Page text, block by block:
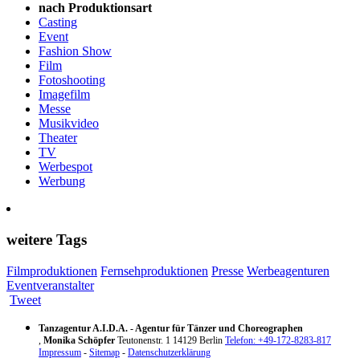
nach Produktionsart
Casting
Event
Fashion Show
Film
Fotoshooting
Imagefilm
Messe
Musikvideo
Theater
TV
Werbespot
Werbung
weitere Tags
Filmproduktionen Fernsehproduktionen Presse Werbeagenturen
Eventveranstalter
Tweet
Tanzagentur A.I.D.A. - Agentur für Tänzer und Choreographen
, Monika Schöpfer Teutonenstr. 1 14129 Berlin Telefon: +49-172-8283-817
Impressum - Sitemap - Datenschutzerklärung